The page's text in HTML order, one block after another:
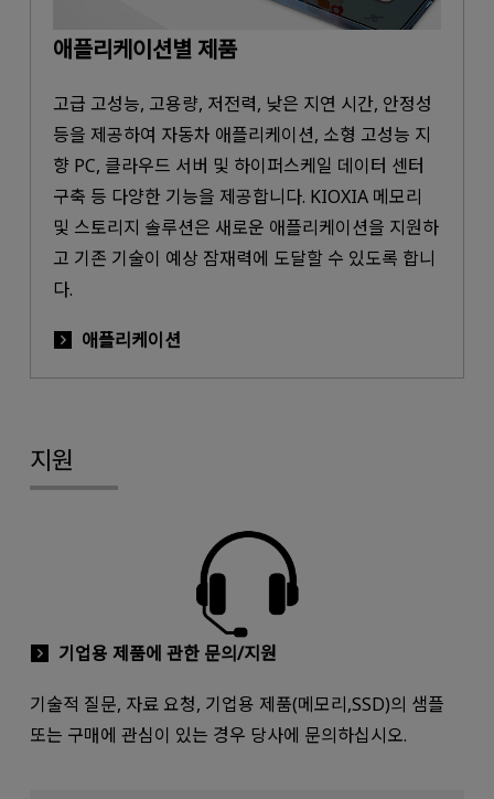
애플리케이션별 제품
고급 고성능, 고용량, 저전력, 낮은 지연 시간, 안정성
등을 제공하여 자동차 애플리케이션, 소형 고성능 지
향 PC, 클라우드 서버 및 하이퍼스케일 데이터 센터
구축 등 다양한 기능을 제공합니다. KIOXIA 메모리
및 스토리지 솔루션은 새로운 애플리케이션을 지원하
고 기존 기술이 예상 잠재력에 도달할 수 있도록 합니
다.
애플리케이션
지원
기업용 제품에 관한 문의/지원
기술적 질문, 자료 요청, 기업용 제품(메모리,SSD)의 샘플
또는 구매에 관심이 있는 경우 당사에 문의하십시오.